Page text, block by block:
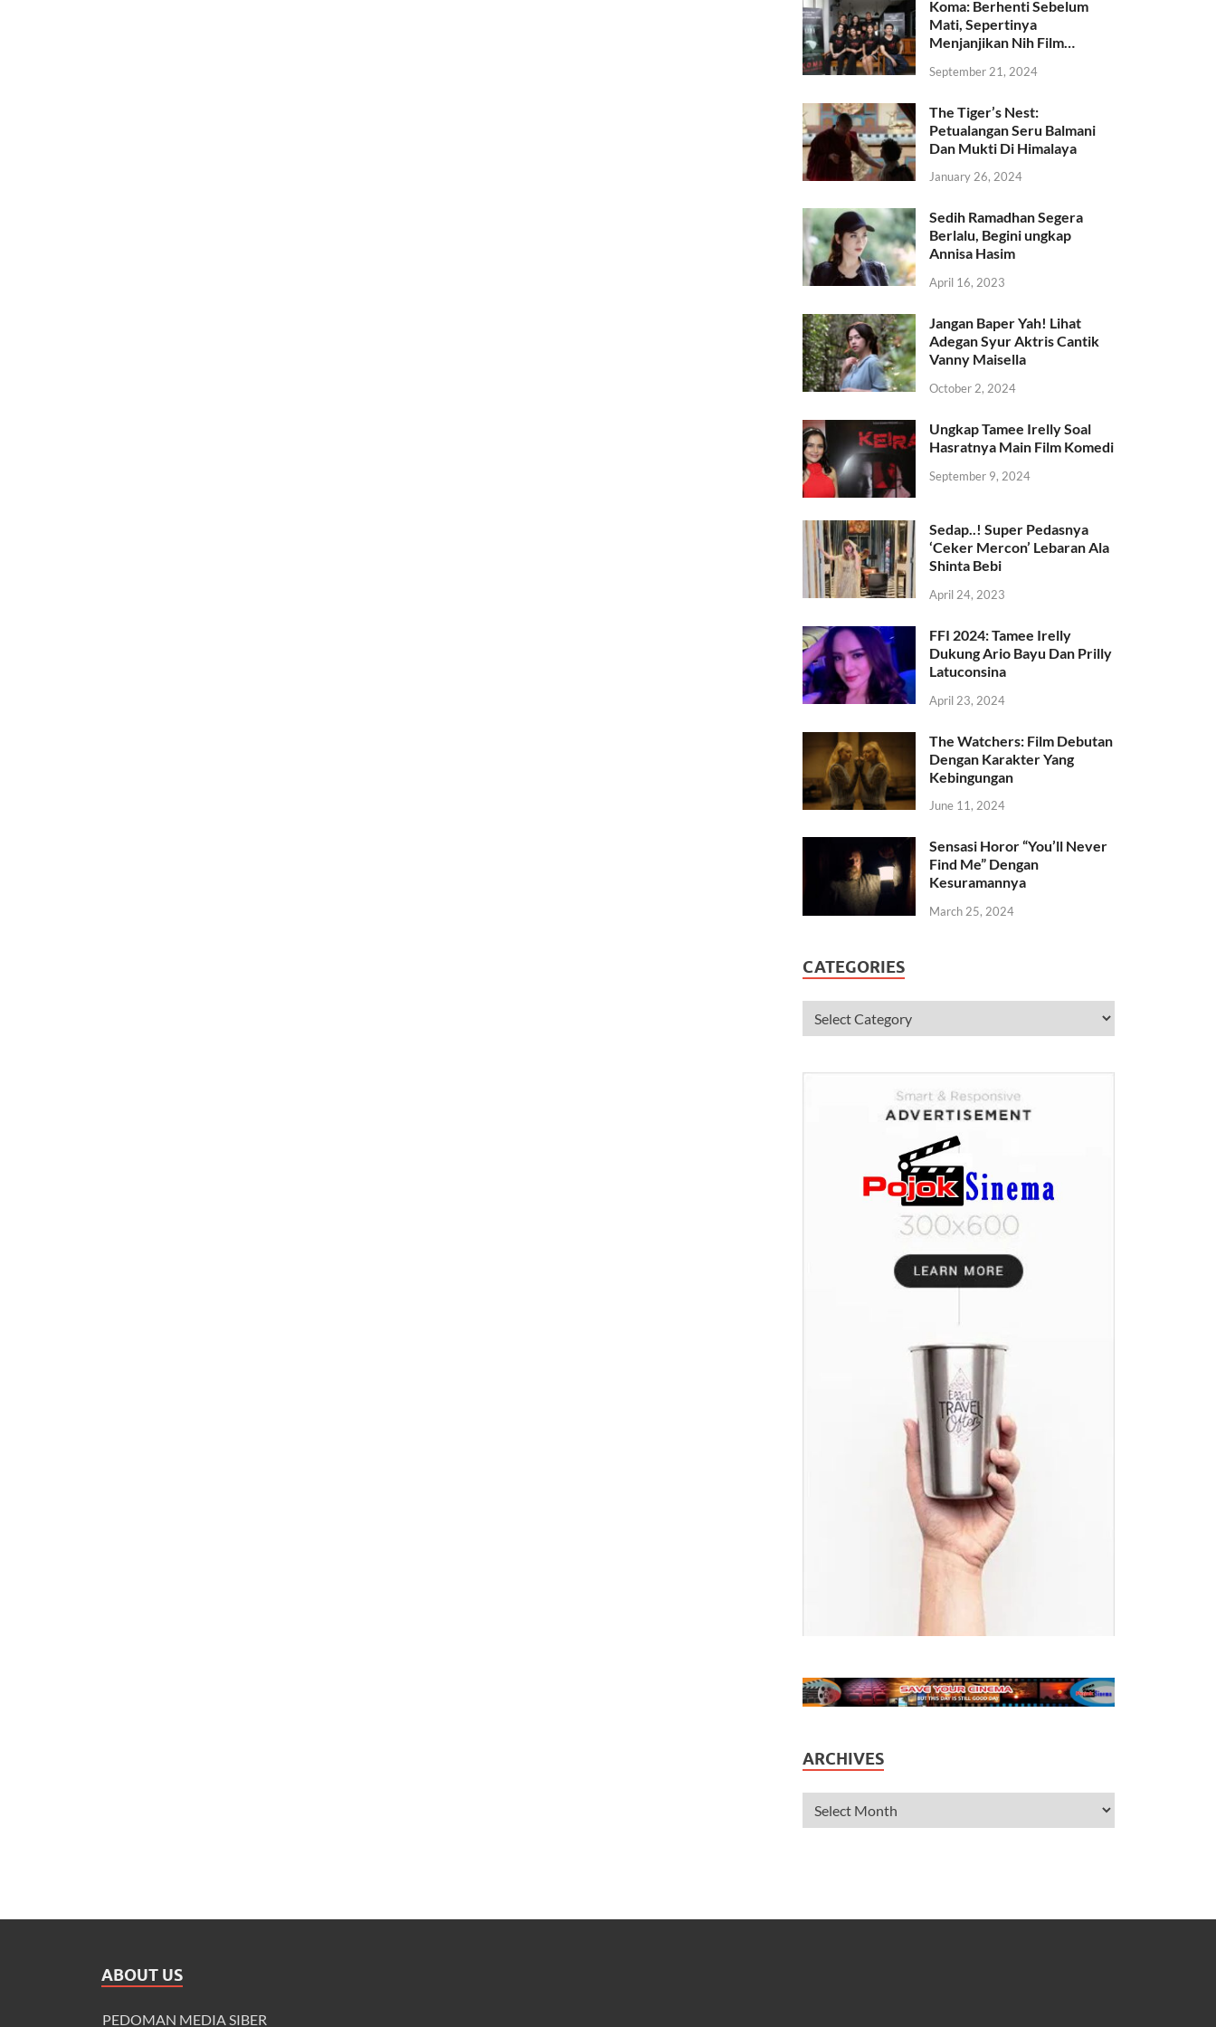
Koma: Berhenti Sebelum
Mati, Sepertinya
Menjanjikan Nih Film…
September 21, 2024
The Tiger’s Nest:
Petualangan Seru Balmani
Dan Mukti Di Himalaya
January 26, 2024
Sedih Ramadhan Segera
Berlalu, Begini ungkap
Annisa Hasim
April 16, 2023
Jangan Baper Yah! Lihat
Adegan Syur Aktris Cantik
Vanny Maisella
October 2, 2024
Ungkap Tamee Irelly Soal
Hasratnya Main Film Komedi
September 9, 2024
Sedap..! Super Pedasnya
‘Ceker Mercon’ Lebaran Ala
Shinta Bebi
April 24, 2023
FFI 2024: Tamee Irelly
Dukung Ario Bayu Dan Prilly
Latuconsina
April 23, 2024
The Watchers: Film Debutan
Dengan Karakter Yang
Kebingungan
June 11, 2024
Sensasi Horor “You’ll Never
Find Me” Dengan
Kesuramannya
March 25, 2024
CATEGORIES
ARCHIVES
ABOUT US
PEDOMAN MEDIA SIBER